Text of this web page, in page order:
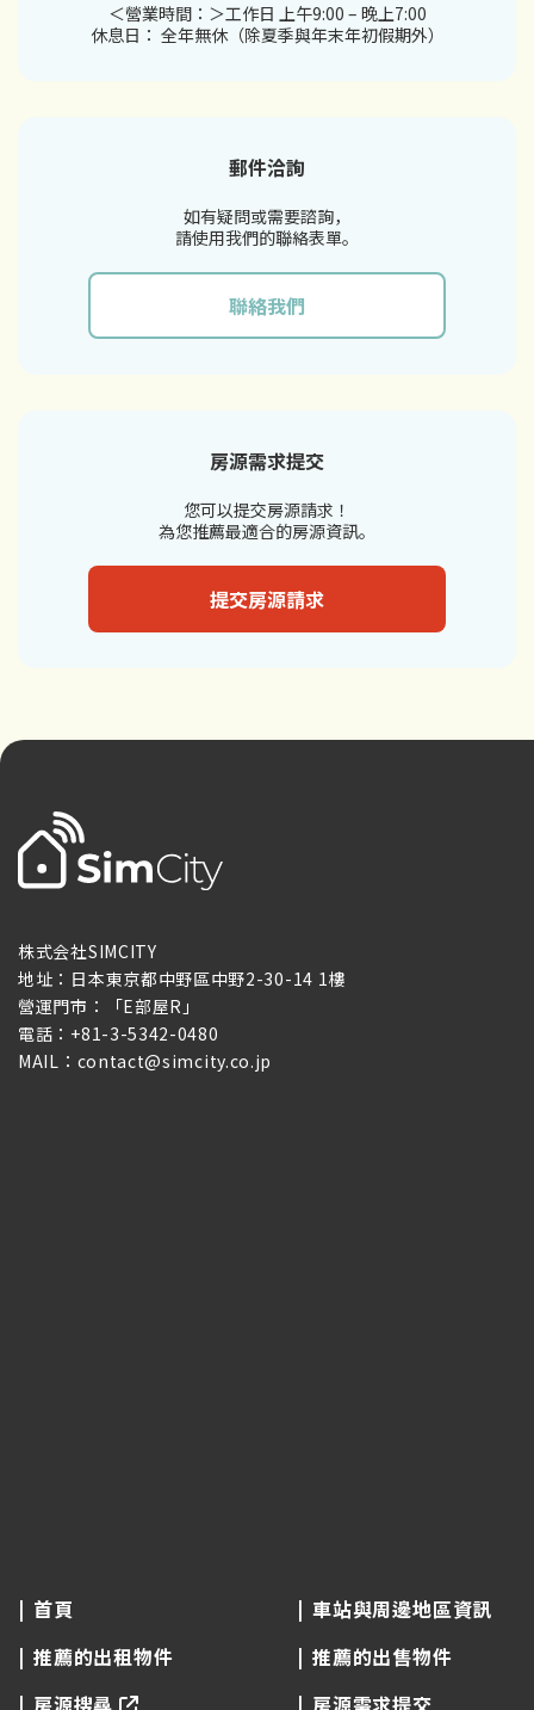
＜營業時間：＞工作日 上午9:00 – 晚上7:00
休息日： 全年無休（除夏季與年末年初假期外）
郵件洽詢
如有疑問或需要諮詢，
請使用我們的聯絡表單。
聯絡我們
房源需求提交
您可以提交房源請求！
為您推薦最適合的房源資訊。
提交房源請求
株式会社SIMCITY
地址：日本東京都中野區中野2-30-14 1樓
營運門市：「E部屋R」
電話：+81-3-5342-0480
MAIL：contact@simcity.co.jp
首頁
車站與周邊地區資訊
推薦的出租物件
推薦的出售物件
房源搜尋
房源需求提交